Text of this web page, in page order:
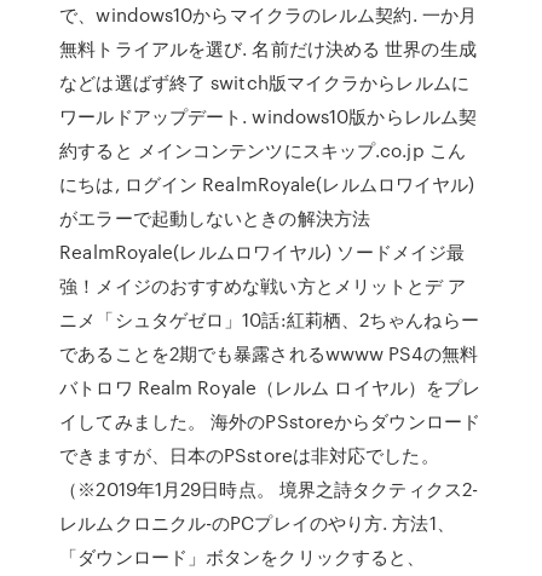
で、windows10からマイクラのレルム契約. 一か月
無料トライアルを選び. 名前だけ決める 世界の生成
などは選ばず終了 switch版マイクラからレルムに
ワールドアップデート. windows10版からレルム契
約すると メインコンテンツにスキップ.co.jp こん
にちは, ログイン RealmRoyale(レルムロワイヤル)
がエラーで起動しないときの解決方法
RealmRoyale(レルムロワイヤル) ソードメイジ最
強！メイジのおすすめな戦い方とメリットとデ ア
ニメ「シュタゲゼロ」10話:紅莉栖、2ちゃんねらー
であることを2期でも暴露されるwwww PS4の無料
バトロワ Realm Royale（レルム ロイヤル）をプレ
イしてみました。 海外のPSstoreからダウンロード
できますが、日本のPSstoreは非対応でした。
（※2019年1月29日時点。 境界之詩タクティクス2-
レルムクロニクル-のPCプレイのやり方. 方法1、
「ダウンロード」ボタンをクリックすると、